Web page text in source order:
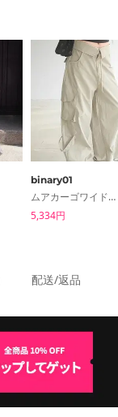
binary01
ムアカーゴワイドパンツ
5,334円
配送/返品